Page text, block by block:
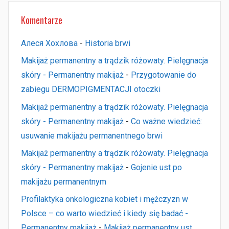
Komentarze
Алеся Хохлова - Historia brwi
Makijaż permanentny a trądzik różowaty. Pielęgnacja
skóry - Permanentny makijaż - Przygotowanie do
zabiegu DERMOPIGMENTACJI otoczki
Makijaż permanentny a trądzik różowaty. Pielęgnacja
skóry - Permanentny makijaż - Co ważne wiedzieć:
usuwanie makijażu permanentnego brwi
Makijaż permanentny a trądzik różowaty. Pielęgnacja
skóry - Permanentny makijaż - Gojenie ust po
makijażu permanentnym
Profilaktyka onkologiczna kobiet i mężczyzn w
Polsce – co warto wiedzieć i kiedy się badać -